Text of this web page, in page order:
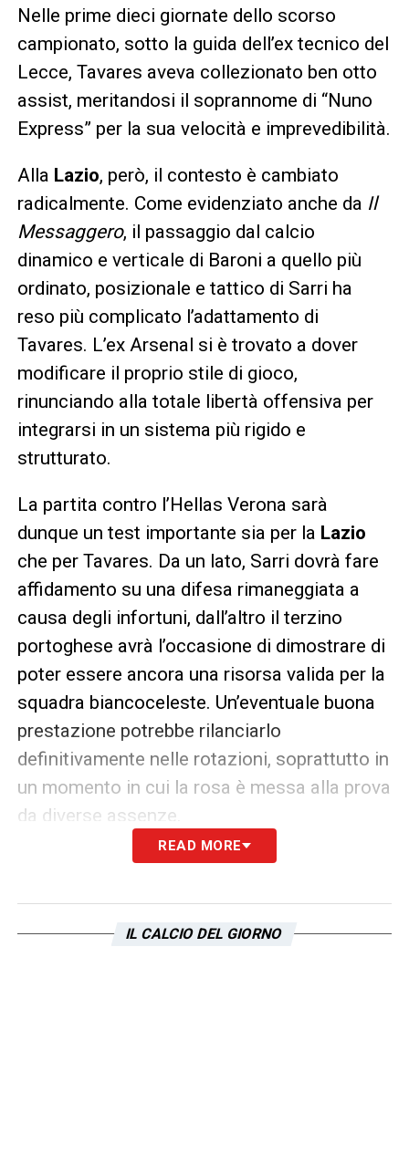
Nelle prime dieci giornate dello scorso
campionato, sotto la guida dell’ex tecnico del
Lecce, Tavares aveva collezionato ben otto
assist, meritandosi il soprannome di “Nuno
Express” per la sua velocità e imprevedibilità.
Alla Lazio, però, il contesto è cambiato
radicalmente. Come evidenziato anche da Il
Messaggero, il passaggio dal calcio
dinamico e verticale di Baroni a quello più
ordinato, posizionale e tattico di Sarri ha
reso più complicato l’adattamento di
Tavares. L’ex Arsenal si è trovato a dover
modificare il proprio stile di gioco,
rinunciando alla totale libertà offensiva per
integrarsi in un sistema più rigido e
strutturato.
La partita contro l’Hellas Verona sarà
dunque un test importante sia per la Lazio
che per Tavares. Da un lato, Sarri dovrà fare
affidamento su una difesa rimaneggiata a
causa degli infortuni, dall’altro il terzino
portoghese avrà l’occasione di dimostrare di
poter essere ancora una risorsa valida per la
squadra biancoceleste. Un’eventuale buona
prestazione potrebbe rilanciarlo
definitivamente nelle rotazioni, soprattutto in
un momento in cui la rosa è messa alla prova
da diverse assenze.
Tavares sa bene che questa potrebbe essere
contro il suo ex mister renderebbe tutto
READ MORE
IL CALCIO DEL GIORNO